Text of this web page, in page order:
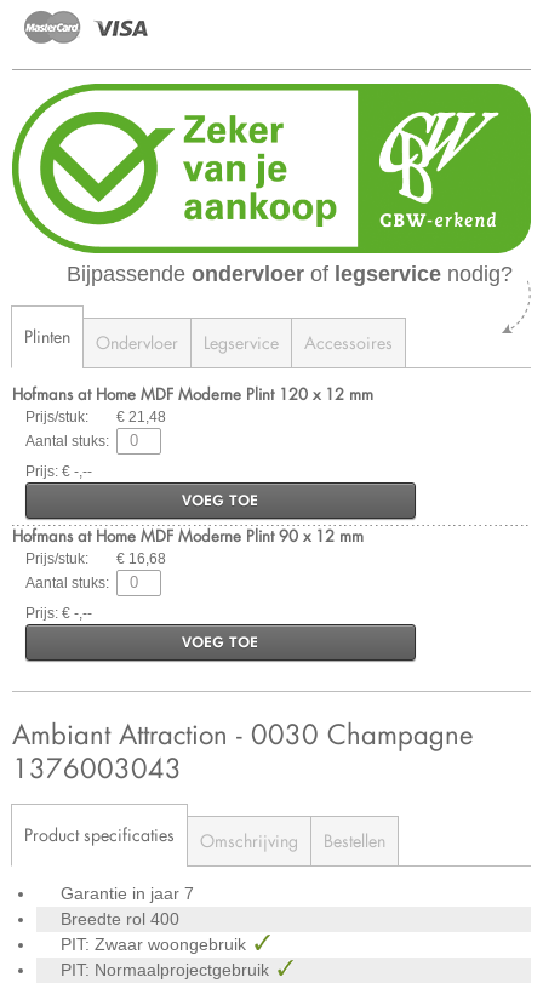
Bijpassende ondervloer of legservice nodig?
Plinten Ondervloer Legservice Accessoires
Hofmans at Home MDF Moderne Plint 120 x 12 mm
Prijs/stuk:
€ 21,48
Aantal stuks:
Prijs: € -,--
VOEG TOE
Hofmans at Home MDF Moderne Plint 90 x 12 mm
Prijs/stuk:
€ 16,68
Aantal stuks:
Prijs: € -,--
VOEG TOE
Ambiant Attraction - 0030 Champagne
1376003043
Product specificaties Omschrijving Bestellen
Garantie in jaar 7
Breedte rol 400
PIT: Zwaar woongebruik
PIT: Normaalprojectgebruik